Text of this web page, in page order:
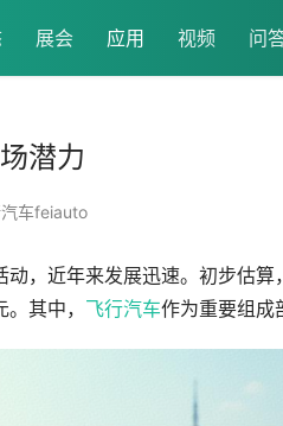
展会 应用 视频 问
潜力
车feiauto
载运与作业装备技术为主要手段的
亿元。其中， 飞行汽车作为重要组成